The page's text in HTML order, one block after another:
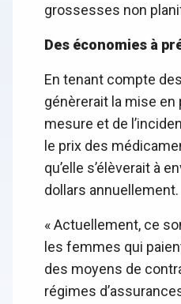
grossesses non
Des économies à
En tenant compte
génèrerait la mise en
mesure et de
le prix des
qu’elle s’élèverait à
dollars annuellement.
« Actuellement, ce
les femmes qui
des moyens de
régimes